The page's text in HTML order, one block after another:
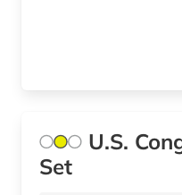
erdöl (1)
U.S.
Set